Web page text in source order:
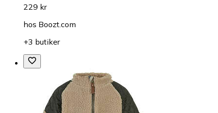
229 kr
hos Boozt.com
+3 butiker